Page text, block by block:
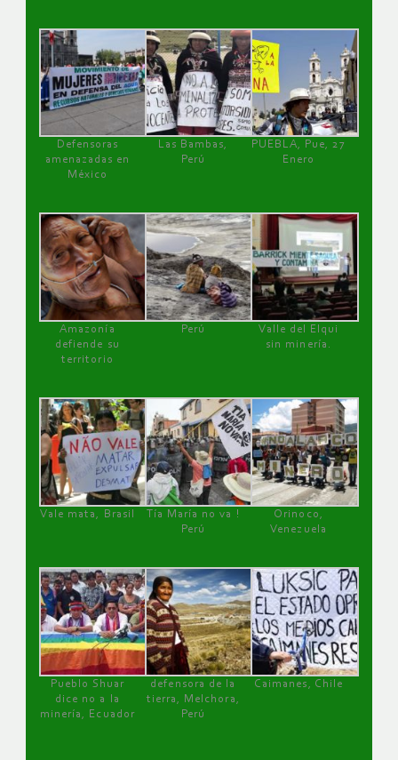
Defensoras
amenazadas en
México
Las Bambas,
Perú
PUEBLA, Pue, 27
Enero
Amazonía
defiende su
territorio
Perú
Valle del Elqui
sin minería.
Vale mata, Brasil
Tía María no va !
Perú
Orinoco,
Venezuela
Pueblo Shuar
dice no a la
minería, Ecuador
defensora de la
tierra, Melchora,
Perú
Caimanes, Chile